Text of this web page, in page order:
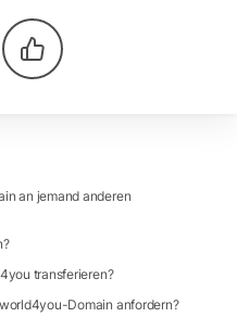
an jemand anderen
transferieren?
Domain anfordern?